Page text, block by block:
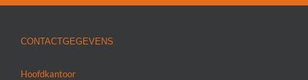
CONTACTGEGEVENS
Hoofdkantoor